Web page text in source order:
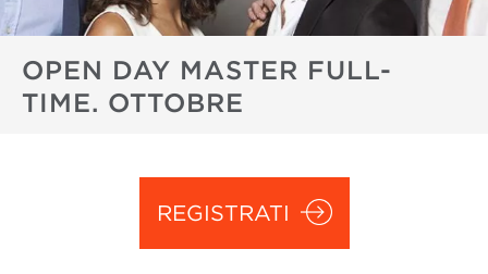
OPEN DAY MASTER FULL-
TIME. OTTOBRE
REGISTRATI